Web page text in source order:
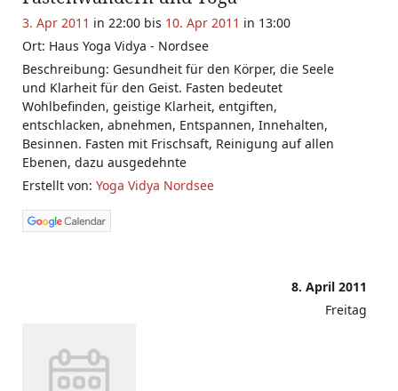
3. Apr 2011 in 22:00 bis 10. Apr 2011 in 13:00
Ort: Haus Yoga Vidya - Nordsee
Beschreibung: Gesundheit für den Körper, die Seele
und Klarheit für den Geist. Fasten bedeutet
Wohlbefinden, geistige Klarheit, entgiften,
entschlacken, abnehmen, Entspannen, Innehalten,
Besinnen. Fasten mit Frischsaft, Reinigung auf allen
Ebenen, dazu ausgedehnte
Erstellt von: Yoga Vidya Nordsee
8. April 2011
Freitag